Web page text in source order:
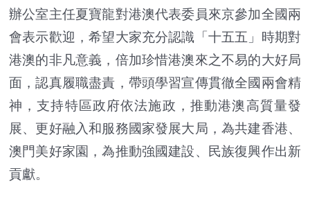
辦公室主任夏寶龍對港澳代表委員來京參加全國兩
會表示歡迎，希望大家充分認識「十五五」時期對
港澳的非凡意義，倍加珍惜港澳來之不易的大好局
面，認真履職盡責，帶頭學習宣傳貫徹全國兩會精
神，支持特區政府依法施政，推動港澳高質量發
展、更好融入和服務國家發展大局，為共建香港、
澳門美好家園，為推動強國建設、民族復興作出新
貢獻。